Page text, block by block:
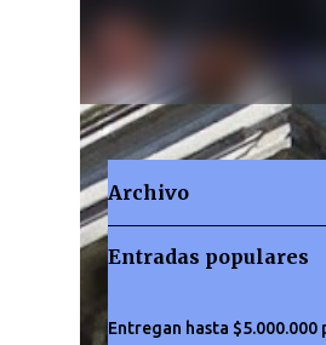
Archivo
Entradas populares
Entregan hasta $5.000.000